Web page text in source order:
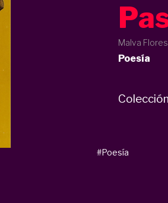
Malva
Poesía
#Poesía